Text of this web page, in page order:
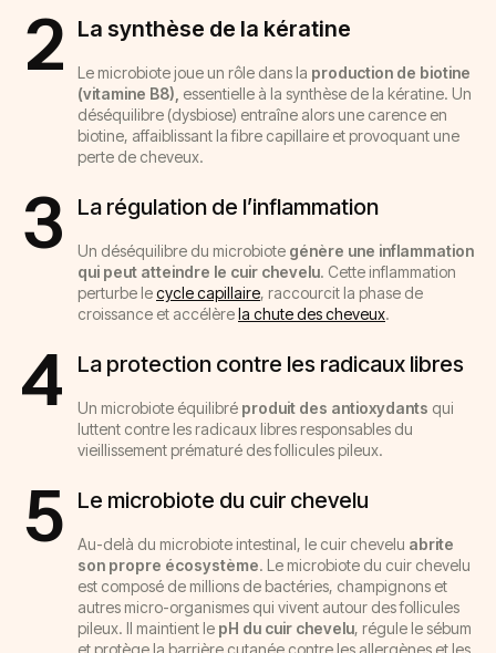
2 La synthèse de la kératine
Le microbiote joue un rôle dans la production de biotine
(vitamine B8), essentielle à la synthèse de la kératine. Un
déséquilibre (dysbiose) entraîne alors une carence en
biotine, affaiblissant la fibre capillaire et provoquant une
perte de cheveux.
3 La régulation de l’inflammation
Un déséquilibre du microbiote génère une inflammation
qui peut atteindre le cuir chevelu. Cette inflammation
perturbe lecycle capillaire, raccourcit la phase de
croissance et accélèrela chute des cheveux.
4 La protection contre les radicaux libres
Un microbiote équilibré produit des antioxydants qui
luttent contre les radicaux libres responsables du
vieillissement prématuré des follicules pileux.
5 Le microbiote du cuir chevelu
Au-delà du microbiote intestinal, le cuir chevelu abrite
son propre écosystème. Le microbiote du cuir chevelu
est composé de millions de bactéries, champignons et
autres micro-organismes qui vivent autour des follicules
pileux. Il maintient le pH du cuir chevelu, régule le sébum